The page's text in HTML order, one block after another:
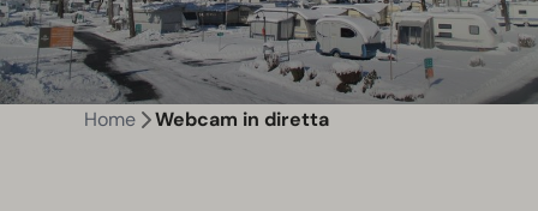
Home Webcam in diretta